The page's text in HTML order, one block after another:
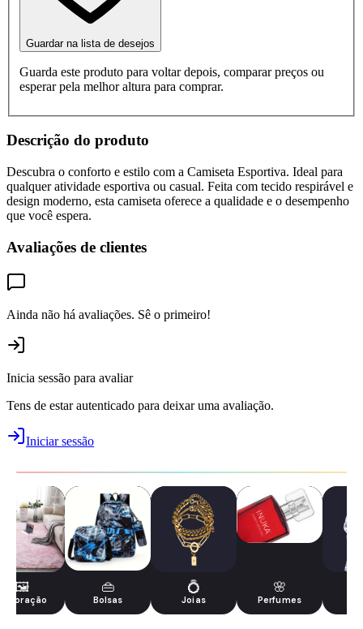
Guardar na lista de desejos
Guarda este produto para voltar depois, comparar preços ou
esperar pela melhor altura para comprar.
Descrição do produto
Descubra o conforto e estilo com a Camiseta Esportiva. Ideal para
qualquer atividade esportiva ou casual. Feita com tecido respirável e
design moderno, esta camiseta oferece a qualidade e o desempenho
que você espera.
Avaliações de clientes
Ainda não há avaliações. Sê o primeiro!
Inicia sessão para avaliar
Tens de estar autenticado para deixar uma avaliação.
Iniciar sessão
🖼️ 👜
Bolsas
💍
Joias
🌸
Perfumes